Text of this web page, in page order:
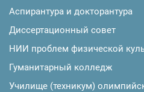
Аспирантура и докторантура
Диссертационный совет
НИИ проблем физической
Гуманитарный колледж
Училище (техникум)